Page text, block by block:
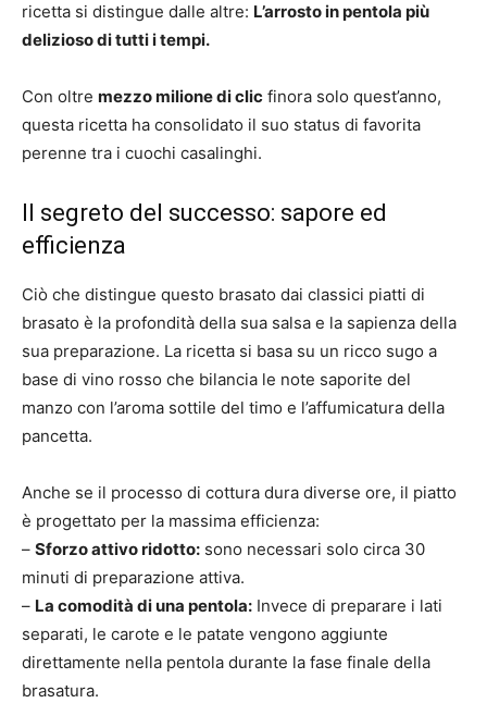
ricetta si distingue dalle altre: L’arrosto in pentola più
delizioso di tutti i tempi.
Con oltre mezzo milione di clic finora solo quest’anno,
questa ricetta ha consolidato il suo status di favorita
perenne tra i cuochi casalinghi.
Il segreto del successo: sapore ed
efficienza
Ciò che distingue questo brasato dai classici piatti di
brasato è la profondità della sua salsa e la sapienza della
sua preparazione. La ricetta si basa su un ricco sugo a
base di vino rosso che bilancia le note saporite del
manzo con l’aroma sottile del timo e l’affumicatura della
pancetta.
Anche se il processo di cottura dura diverse ore, il piatto
è progettato per la massima efficienza:
– Sforzo attivo ridotto: sono necessari solo circa 30
minuti di preparazione attiva.
– La comodità di una pentola: Invece di preparare i lati
separati, le carote e le patate vengono aggiunte
direttamente nella pentola durante la fase finale della
brasatura.